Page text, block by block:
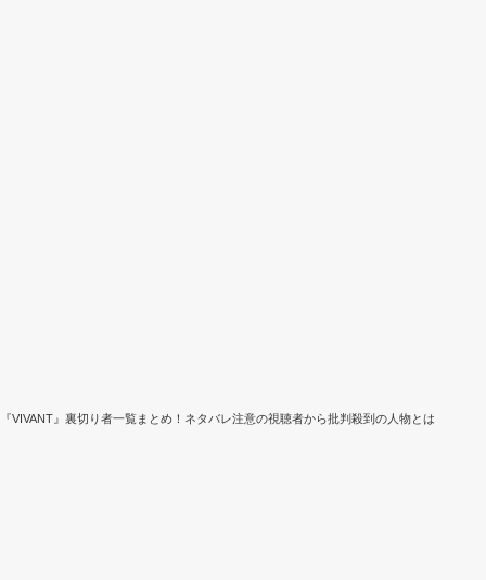
『VIVANT』裏切り者一覧まとめ！ネタバレ注意の視聴者から批判殺到の人物とは